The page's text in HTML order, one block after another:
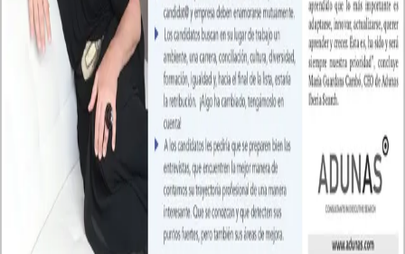
Contacto
Travesera de Gracia, 52 6º 2º08021 Barcelona
Gran Via, 6, 4º
28013 Madrid
+34 91 088 43 04
2026 ADUNAS. Todos los derechos reservados.